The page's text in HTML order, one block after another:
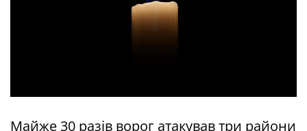
Майже 30 разів ворог атакував три райони